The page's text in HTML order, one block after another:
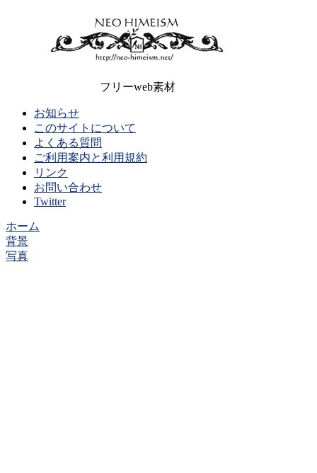
フリーweb素材
お知らせ
このサイトについて
よくある質問
ご利用案内と利用規約
リンク
お問い合わせ
Twitter
ホーム
背景
写真